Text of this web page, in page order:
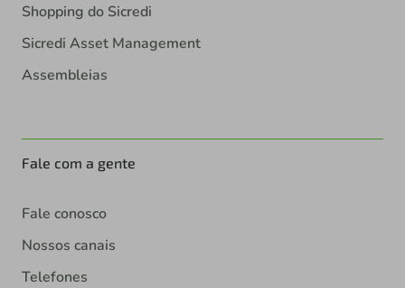
Shopping do Sicredi
Sicredi Asset Management
Assembleias
Fale com a gente
Fale conosco
Nossos canais
Telefones